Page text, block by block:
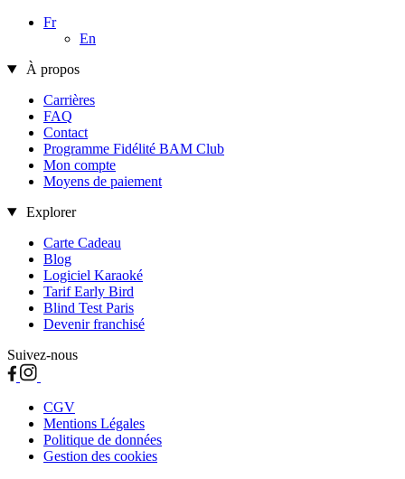
Fr
En
À propos
Carrières
FAQ
Contact
Programme Fidélité BAM Club
Mon compte
Moyens de paiement
Explorer
Carte Cadeau
Blog
Logiciel Karaoké
Tarif Early Bird
Blind Test Paris
Devenir franchisé
Suivez-nous
CGV
Mentions Légales
Politique de données
Gestion des cookies